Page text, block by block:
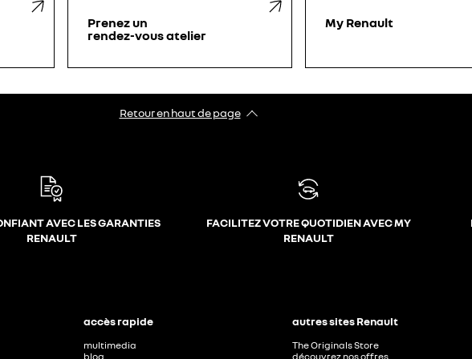
Prenez un
rendez-vous atelier
My Renault
Retour en haut de page
AVEC LES GARANTIES
RENAULT
FACILITEZ VOTRE QUOTIDIEN AVEC MY
RENAULT
accès rapide
multimedia
blog
autres sites Renault
The Originals Store
découvrez nos offres